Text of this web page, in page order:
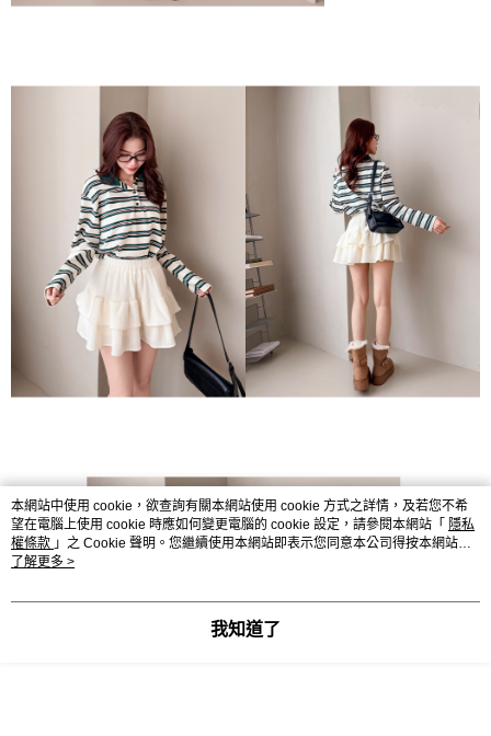
本網站中使用 cookie，欲查詢有關本網站使用 cookie 方式之詳情，及若您不希
望在電腦上使用 cookie 時應如何變更電腦的 cookie 設定，請參閱本網站「 隱私
權條款 」之 Cookie 聲明。您繼續使用本網站即表示您同意本公司得按本網站使
用條款之 Cookie 聲明使用 cookie。
了解更多 >
我知道了